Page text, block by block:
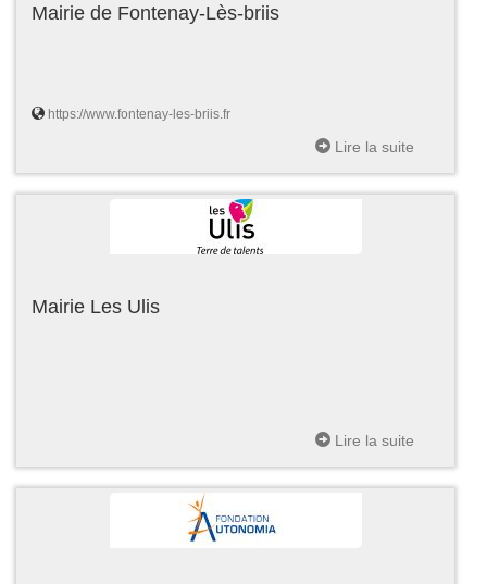
Mairie de Fontenay-Lès-briis
https://www.fontenay-les-briis.fr
Lire la suite
Mairie Les Ulis
Lire la suite